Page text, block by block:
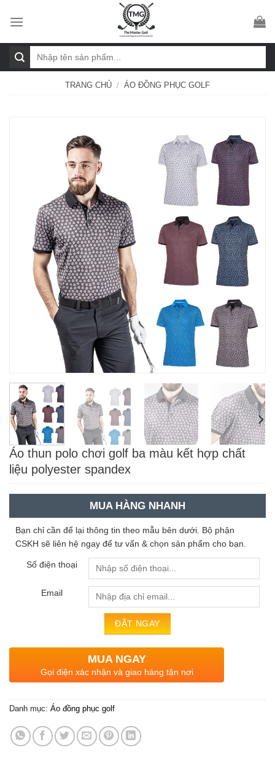
kiếm:
TRANG CHỦ / ÁO ĐỒNG PHỤC GOLF
Áo thun polo chơi golf ba màu kết hợp chất
liệu polyester spandex
MUA HÀNG NHANH
Bạn chỉ cần để lại thông tin theo mẫu bên dưới. Bộ phận
CSKH sẽ liên hệ ngay để tư vấn & chọn sản phẩm cho bạn.
Số điện thoại
Email
MUA NGAY
Gọi điện xác nhận và giao hàng tận nơi
Danh mục: Áo đồng phục golf